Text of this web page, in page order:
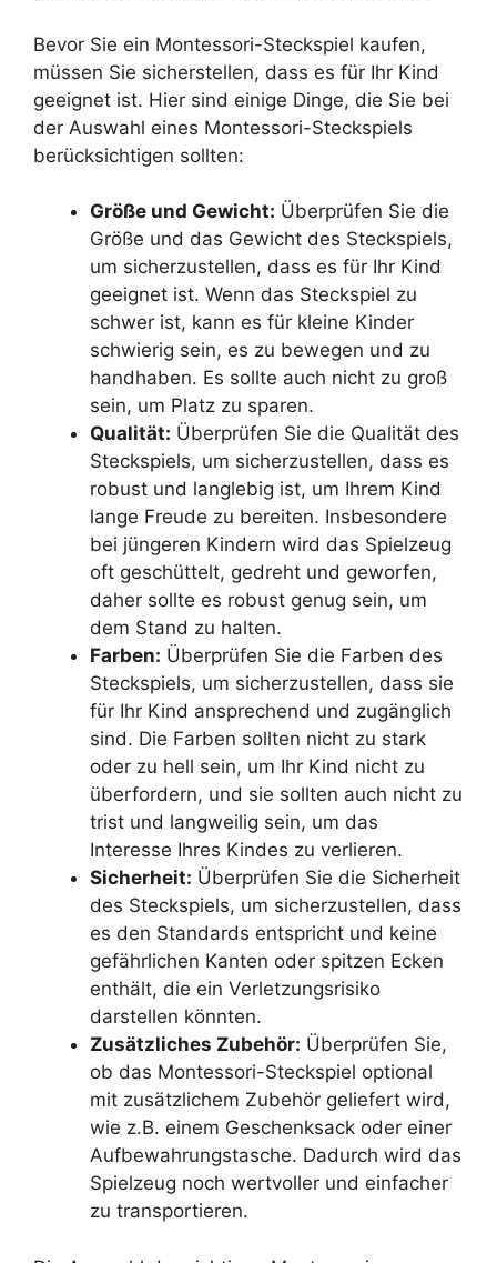
Bevor Sie ein Montessori-Steckspiel kaufen,
müssen Sie sicherstellen, dass es für Ihr Kind
geeignet ist. Hier sind einige Dinge, die Sie bei
der Auswahl eines Montessori-Steckspiels
berücksichtigen sollten:
Größe und Gewicht: Überprüfen Sie die
Größe und das Gewicht des Steckspiels,
um sicherzustellen, dass es für Ihr Kind
geeignet ist. Wenn das Steckspiel zu
schwer ist, kann es für kleine Kinder
schwierig sein, es zu bewegen und zu
handhaben. Es sollte auch nicht zu groß
sein, um Platz zu sparen.
Qualität: Überprüfen Sie die Qualität des
Steckspiels, um sicherzustellen, dass es
robust und langlebig ist, um Ihrem Kind
lange Freude zu bereiten. Insbesondere
bei jüngeren Kindern wird das Spielzeug
oft geschüttelt, gedreht und geworfen,
daher sollte es robust genug sein, um
dem Stand zu halten.
Farben: Überprüfen Sie die Farben des
Steckspiels, um sicherzustellen, dass sie
für Ihr Kind ansprechend und zugänglich
sind. Die Farben sollten nicht zu stark
oder zu hell sein, um Ihr Kind nicht zu
überfordern, und sie sollten auch nicht zu
trist und langweilig sein, um das
Interesse Ihres Kindes zu verlieren.
Sicherheit: Überprüfen Sie die Sicherheit
des Steckspiels, um sicherzustellen, dass
es den Standards entspricht und keine
gefährlichen Kanten oder spitzen Ecken
enthält, die ein Verletzungsrisiko
darstellen könnten.
Zusätzliches Zubehör: Überprüfen Sie,
ob das Montessori-Steckspiel optional
mit zusätzlichem Zubehör geliefert wird,
wie z.B. einem Geschenksack oder einer
Aufbewahrungstasche. Dadurch wird das
Spielzeug noch wertvoller und einfacher
zu transportieren.